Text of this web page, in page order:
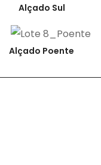
Alçado Sul
Alçado Poente